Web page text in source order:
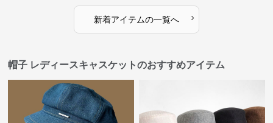
新着アイテムの一覧へ ›
帽子 レディースキャスケットのおすすめアイテム